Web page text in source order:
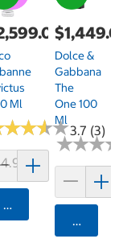
4.9 (10)
Ml
★★★★
★★★★3.7 (3)
Agregar
Dolce &
Gabbana
The
One 100
Ml
★★★
★★★